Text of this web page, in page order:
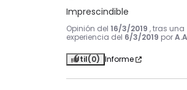
Imprescindible
Opinión del 16/3/2019 , tras una
experiencia del 6/3/2019 por
Útil(0) Informe